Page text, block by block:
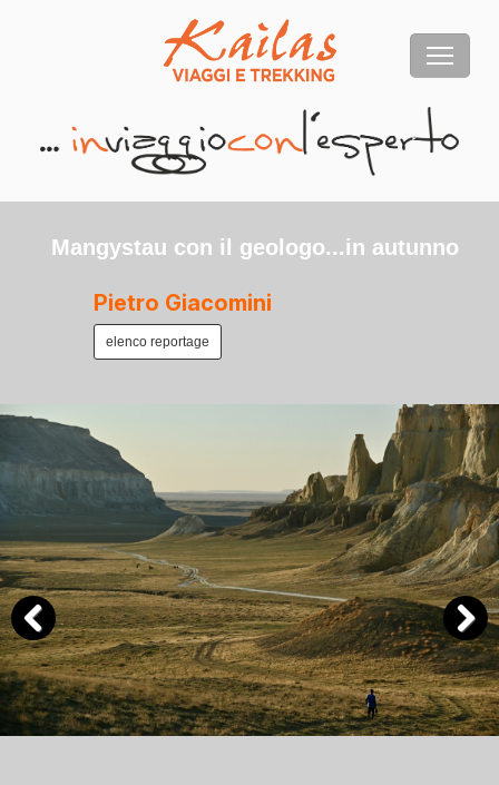
Mangystau con il geologo...in autunno
Pietro Giacomini
Previous Next